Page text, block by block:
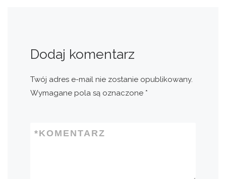
Dodaj komentarz
Twój adres e-mail nie zostanie opublikowany.
Wymagane pola są oznaczone *
KOMENTARZ
*